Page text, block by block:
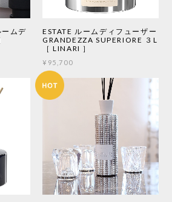
ムデ
ESTATE ルームディフューザー
GRANDEZZA SUPERIORE ３L
［ LINARI ］
¥95,700